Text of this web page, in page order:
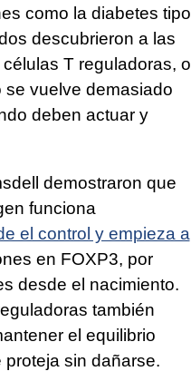
como la diabetes tipo
descubrieron a las
T reguladoras, o
se vuelve demasiado
deben actuar y
demostraron que
funciona
el control y empieza a
en FOXP3, por
desde el nacimiento.
también
el equilibrio
sin dañarse.